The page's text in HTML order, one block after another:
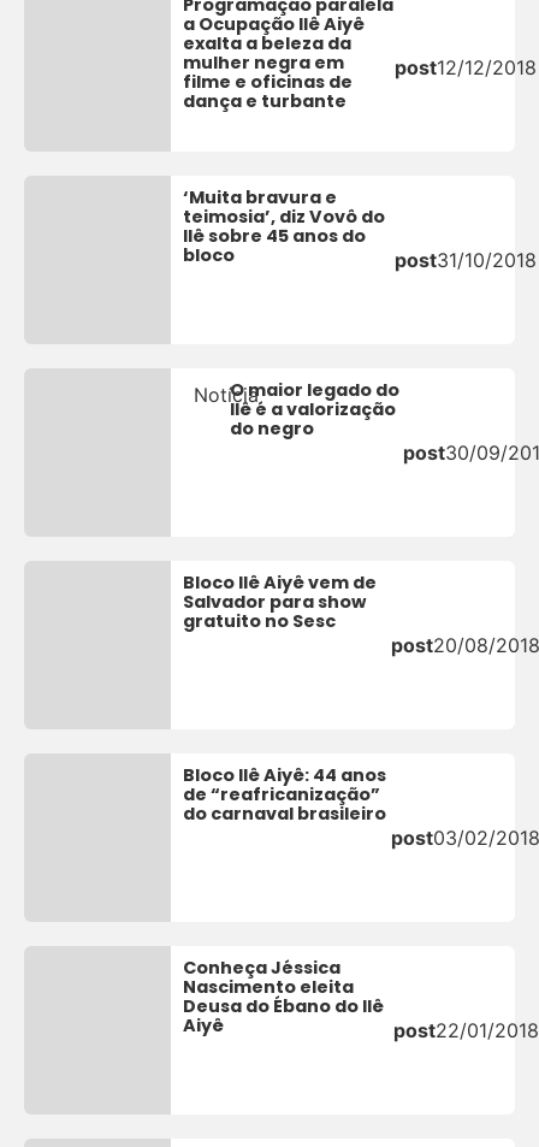
Programação paralela
a Ocupação Ilê Aiyê
exalta a beleza da
mulher negra em
filme e oficinas de
dança e turbante
post12/12/2018
‘Muita bravura e
teimosia’, diz Vovô do
Ilê sobre 45 anos do
bloco
post31/10/2018
NotíciaO maior legado do
Ilê é a valorização
do negro
post30/09/
Bloco Ilê Aiyê vem de
Salvador para show
gratuito no Sesc
post20/08/
Bloco Ilê Aiyê: 44 anos
de “reafricanização”
do carnaval brasileiro
post03/02/
Conheça Jéssica
Nascimento eleita
Deusa do Ébano do Ilê
Aiyê
post22/01/2018